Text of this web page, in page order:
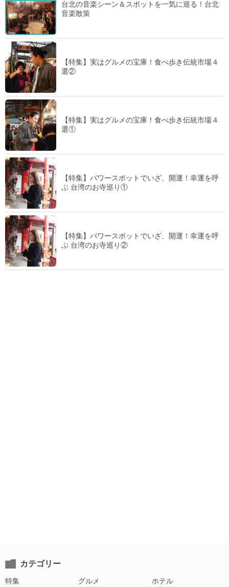
台北の音楽シーン＆スポットを一気に巡る！台北
音楽散策
【特集】実はグルメの宝庫！食べ歩き伝統市場４
選②
【特集】実はグルメの宝庫！食べ歩き伝統市場４
選①
【特集】パワースポットでいざ、開運！幸運を呼
ぶ 台湾のお寺巡り①
【特集】パワースポットでいざ、開運！幸運を呼
ぶ 台湾のお寺巡り②
カテゴリー
特集 グルメ ホテル